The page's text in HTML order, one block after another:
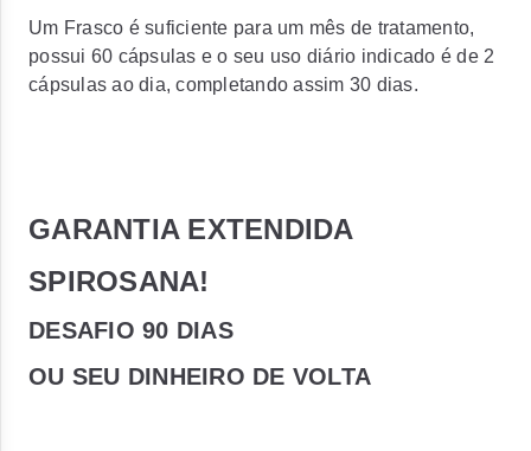
Um Frasco é suficiente para um mês de tratamento,
possui 60 cápsulas e o seu uso diário indicado é de 2
cápsulas ao dia, completando assim 30 dias.
GARANTIA EXTENDIDA
SPIROSANA!
DESAFIO 90 DIAS
OU SEU DINHEIRO DE VOLTA